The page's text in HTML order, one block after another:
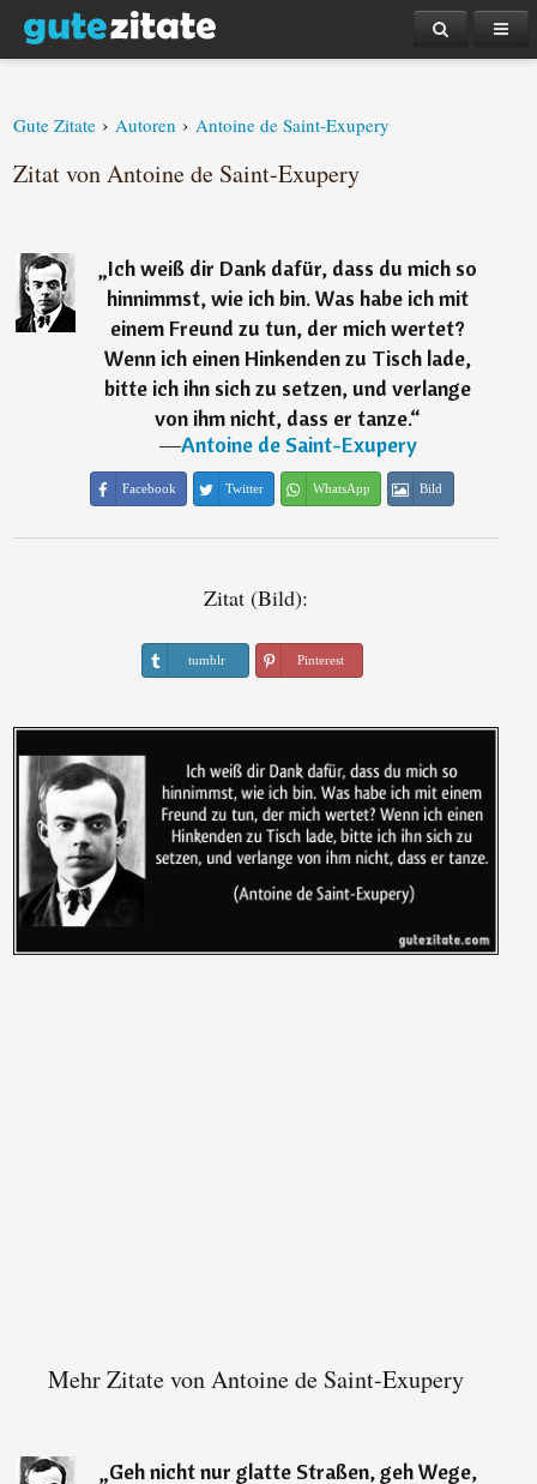
Gute Zitate › Autoren › Antoine de Saint-Exupery
Zitat von Antoine de Saint-Exupery
„Ich weiß dir Dank dafür, dass du mich so
hinnimmst, wie ich bin. Was habe ich mit
einem Freund zu tun, der mich wertet?
Wenn ich einen Hinkenden zu Tisch lade,
bitte ich ihn sich zu setzen, und verlange
von ihm nicht, dass er tanze.“
―Antoine de Saint-Exupery
Facebook Twitter WhatsApp Bild
Zitat (Bild):
tumblr Pinterest
Mehr Zitate von Antoine de Saint-Exupery
„Geh nicht nur glatte Straßen, geh Wege,